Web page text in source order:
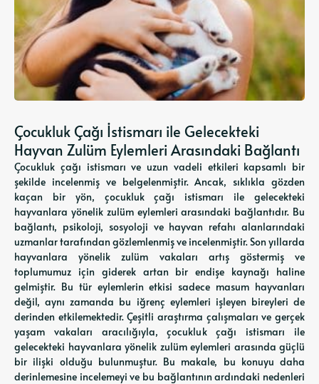
Çocukluk Çağı İstismarı ile Gelecekteki
Hayvan Zulüm Eylemleri Arasındaki Bağlantı
Çocukluk çağı istismarı ve uzun vadeli etkileri kapsamlı bir
şekilde incelenmiş ve belgelenmiştir. Ancak, sıklıkla gözden
kaçan bir yön, çocukluk çağı istismarı ile gelecekteki
hayvanlara yönelik zulüm eylemleri arasındaki bağlantıdır. Bu
bağlantı, psikoloji, sosyoloji ve hayvan refahı alanlarındaki
uzmanlar tarafından gözlemlenmiş ve incelenmiştir. Son yıllarda
hayvanlara yönelik zulüm vakaları artış göstermiş ve
toplumumuz için giderek artan bir endişe kaynağı haline
gelmiştir. Bu tür eylemlerin etkisi sadece masum hayvanları
değil, aynı zamanda bu iğrenç eylemleri işleyen bireyleri de
derinden etkilemektedir. Çeşitli araştırma çalışmaları ve gerçek
yaşam vakaları aracılığıyla, çocukluk çağı istismarı ile
gelecekteki hayvanlara yönelik zulüm eylemleri arasında güçlü
bir ilişki olduğu bulunmuştur. Bu makale, bu konuyu daha
derinlemesine incelemeyi ve bu bağlantının ardındaki nedenleri